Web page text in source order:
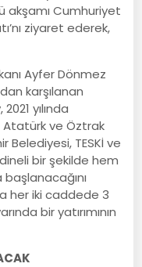
akşamı Cumhuriyet
ziyaret ederek,
Ayfer Dönmez
karşılanan
yılında
Atatürk ve Öztrak
TESKİ ve
bir şekilde hem
her iki caddede 3
bir yatırımının